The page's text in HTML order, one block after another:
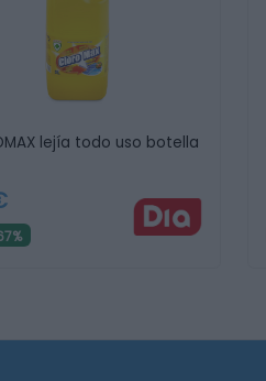
lejía todo uso botella